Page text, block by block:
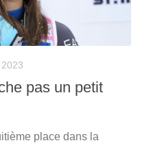
pas un petit
place dans la